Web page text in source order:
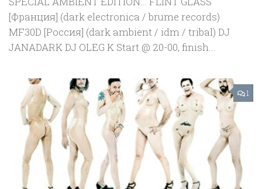
[Франция] (dark electronica / brume records)
MF30D [Россия] (dark ambient / idm / tribal) DJ
JANADARK DJ OLEG K Start @ 20-00, finish...
1